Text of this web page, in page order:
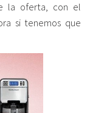
la oferta, con el
si tenemos que